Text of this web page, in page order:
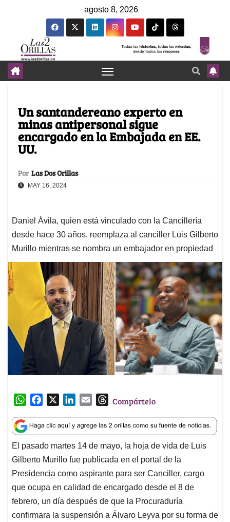
agosto 8, 2026
Un santandereano experto en
minas antipersonal sigue
encargado en la Embajada en EE.
UU.
Por Las Dos Orillas
MAY 16, 2024
Daniel Ávila, quien está vinculado con la Cancillería
desde hace 30 años, reemplaza al canciller Luis Gilberto
Murillo mientras se nombra un embajador en propiedad
W
a
t
s
A
p
p
c
e
b
o
o
k
n
k
e
d
I
n
a
i
l
T
r
e
a
d
s
Compártelo
El pasado martes 14 de mayo, la hoja de vida de Luis
Gilberto Murillo fue publicada en el portal de la
Presidencia como aspirante para ser Canciller, cargo
que ocupa en calidad de encargado desde el 8 de
febrero, un día después de que la Procuraduría
confirmara la suspensión a Álvaro Leyva por su forma de